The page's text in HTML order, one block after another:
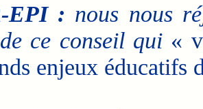
EPI : nous nous
ce conseil qui«
enjeux éducatifs